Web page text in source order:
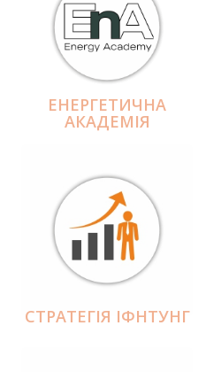
ЕНЕРГЕТИЧНА
АКАДЕМІЯ
СТРАТЕГІЯ ІФНТУНГ